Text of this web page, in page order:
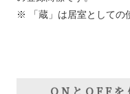
※ 「蔵」は居室としての
ONとOFFを